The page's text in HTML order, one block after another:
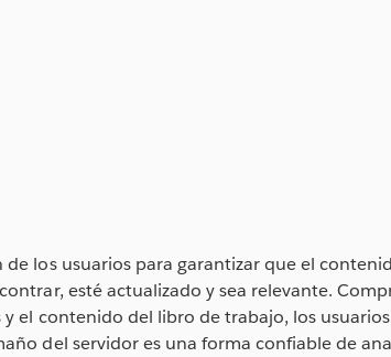
los usuarios para garantizar que el
esté actualizado y sea relevante.
el contenido del libro de trabajo, los
del servidor es una forma confiable de